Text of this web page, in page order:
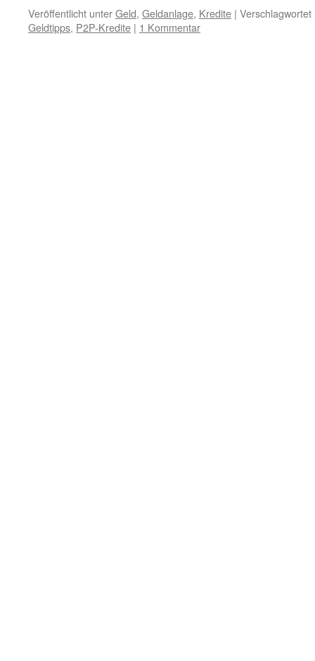
Veröffentlicht unterGeld, Geldanlage, Kredite | Verschlagwortet
Geldtipps, P2P-Kredite | 1 Kommentar